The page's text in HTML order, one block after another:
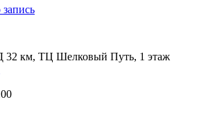
км, ТЦ Шелковый Путь, 1 этаж